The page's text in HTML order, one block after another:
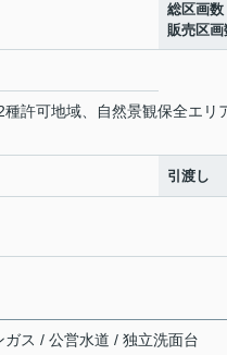
総区画数
販売区画
許可地域、自然景観保全エ
引渡し
ス / 公営水道 / 独立洗面台